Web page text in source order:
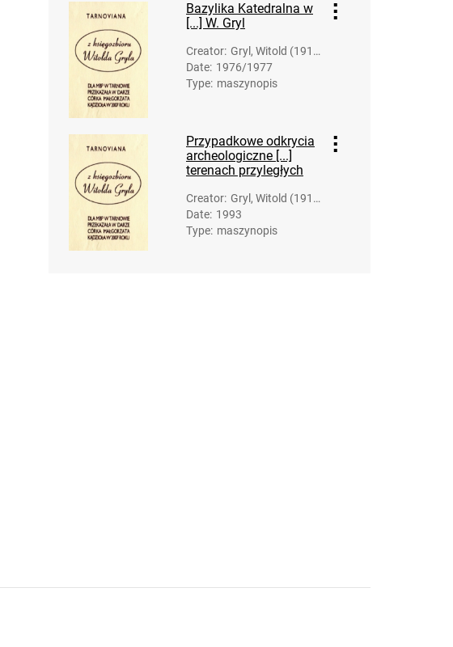
Bazylika Katedralna w
[...] W. Gryl
Creator: Gryl, Witold (1919
-2007)
Date: 1976/1977
Type: maszynopis
Przypadkowe odkrycia
archeologiczne [...]
terenach przyległych
Creator: Gryl, Witold (1919
-2007)
Date: 1993
Type: maszynopis